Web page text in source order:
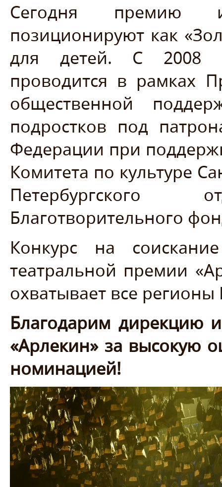
Сегодня премию
позиционируют как
для детей. С 2008
проводится в рамках
общественной
подростков под
Федерации при
Комитета по культуре
Благотворительного
Конкурс на
театральной премии
охватывает все регионы
Благодарим дирекцию
«Арлекин» за высокую
номинацией!